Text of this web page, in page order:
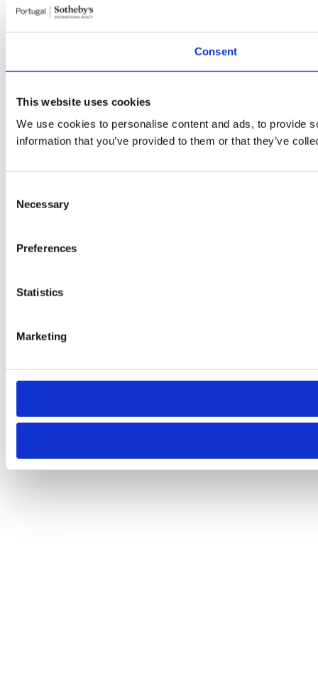
Consent
This website uses cookies
We use cookies to personalise content and ads, to provide
information that you’ve provided to them or that they’ve
Selection
Necessary
Preferences
Statistics
Marketing